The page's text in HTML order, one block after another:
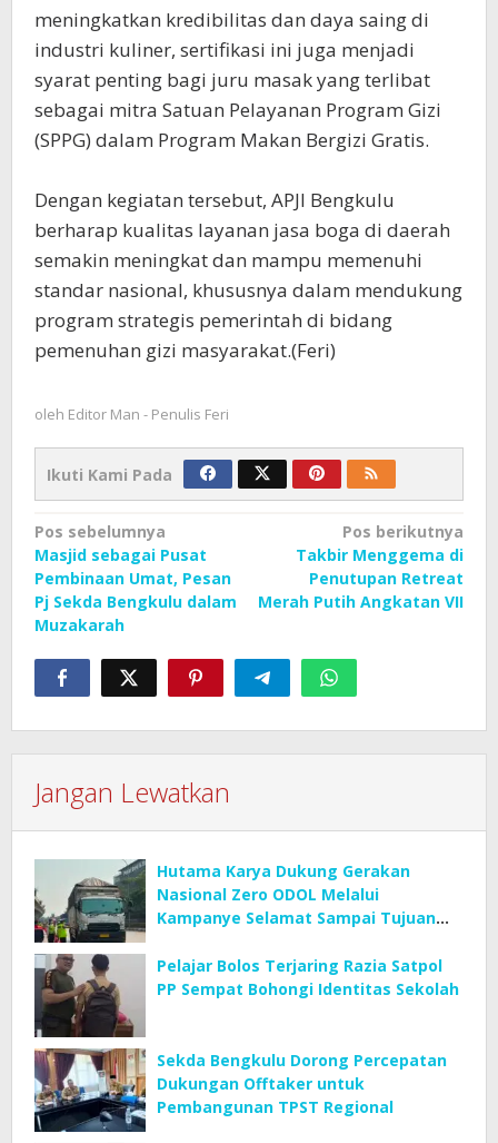
meningkatkan kredibilitas dan daya saing di
industri kuliner, sertifikasi ini juga menjadi
syarat penting bagi juru masak yang terlibat
sebagai mitra Satuan Pelayanan Program Gizi
(SPPG) dalam Program Makan Bergizi Gratis.
‎Dengan kegiatan tersebut, APJI Bengkulu
berharap kualitas layanan jasa boga di daerah
semakin meningkat dan mampu memenuhi
standar nasional, khususnya dalam mendukung
program strategis pemerintah di bidang
pemenuhan gizi masyarakat.(Feri)
oleh Editor Man - Penulis Feri
Ikuti Kami Pada
Navigasi
pos
Pos sebelumnya
Masjid sebagai Pusat
Pembinaan Umat, Pesan
Pj Sekda Bengkulu dalam
Muzakarah
Pos berikutnya
Takbir Menggema di
Penutupan Retreat
Merah Putih Angkatan VII
Jangan Lewatkan
Hutama Karya Dukung Gerakan
Nasional Zero ODOL Melalui
Kampanye Selamat Sampai Tujuan
Pelajar Bolos Terjaring Razia Satpol
PP Sempat Bohongi Identitas Sekolah
Sekda Bengkulu Dorong Percepatan
Dukungan Offtaker untuk
Pembangunan TPST Regional